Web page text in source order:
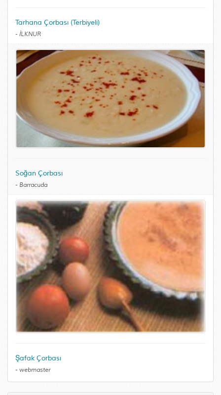
Tarhana Çorbası (Terbiyeli)
- İLKNUR
Soğan Çorbası
- Barracuda
Şafak Çorbası
- webmaster